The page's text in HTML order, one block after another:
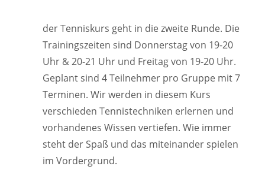
der Tenniskurs geht in die zweite Runde. Die
Trainingszeiten sind Donnerstag von 19-20
Uhr & 20-21 Uhr und Freitag von 19-20 Uhr.
Geplant sind 4 Teilnehmer pro Gruppe mit 7
Terminen. Wir werden in diesem Kurs
verschieden Tennistechniken erlernen und
vorhandenes Wissen vertiefen. Wie immer
steht der Spaß und das miteinander spielen
im Vordergrund.